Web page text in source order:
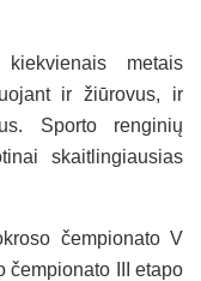
metais
ir žiūrovus, ir
Sporto renginių
skaitlingiausias
čempionato V
čempionato III etapo